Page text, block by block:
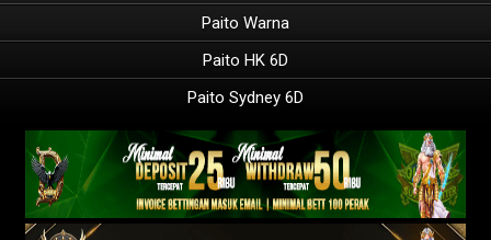
Paito Warna
Paito HK 6D
Paito Sydney 6D